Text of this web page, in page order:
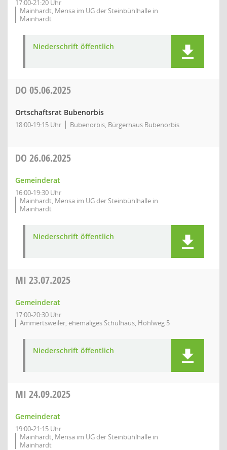
17:00-21:20 Uhr
Mainhardt, Mensa im UG der Steinbühlhalle in
Mainhardt
Niederschrift öffentlich
DO 05.06.2025
Ortschaftsrat Bubenorbis
18:00-19:15 Uhr Bubenorbis, Bürgerhaus Bubenorbis
DO 26.06.2025
Gemeinderat
16:00-19:30 Uhr
Mainhardt, Mensa im UG der Steinbühlhalle in
Mainhardt
Niederschrift öffentlich
MI 23.07.2025
Gemeinderat
17:00-20:30 Uhr
Ammertsweiler, ehemaliges Schulhaus, Hohlweg 5
Niederschrift öffentlich
MI 24.09.2025
Gemeinderat
19:00-21:15 Uhr
Mainhardt, Mensa im UG der Steinbühlhalle in
Mainhardt